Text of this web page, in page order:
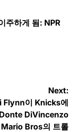
주하게 됨: NPR
Next:
Flynn이 Knicks에
DiVincenzo
Bros의 트롤